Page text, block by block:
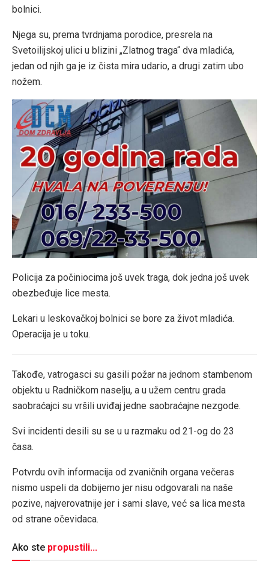
bolnici.
Njega su, prema tvrdnjama porodice, presrela na
Svetoilijskoj ulici u blizini „Zlatnog traga“ dva mladića,
jedan od njih ga je iz čista mira udario, a drugi zatim ubo
nožem.
Policija za počiniocima još uvek traga, dok jedna još uvek
obezbeđuje lice mesta.
Lekari u leskovačkoj bolnici se bore za život mladića.
Operacija je u toku.
Takođe, vatrogasci su gasili požar na jednom stambenom
objektu u Radničkom naselju, a u užem centru grada
saobraćajci su vršili uviđaj jedne saobraćajne nezgode.
Svi incidenti desili su se u u razmaku od 21-og do 23
časa.
Potvrdu ovih informacija od zvaničnih organa večeras
nismo uspeli da dobijemo jer nisu odgovarali na naše
pozive, najverovatnije jer i sami slave, već sa lica mesta
od strane očevidaca.
Ako ste propustili...